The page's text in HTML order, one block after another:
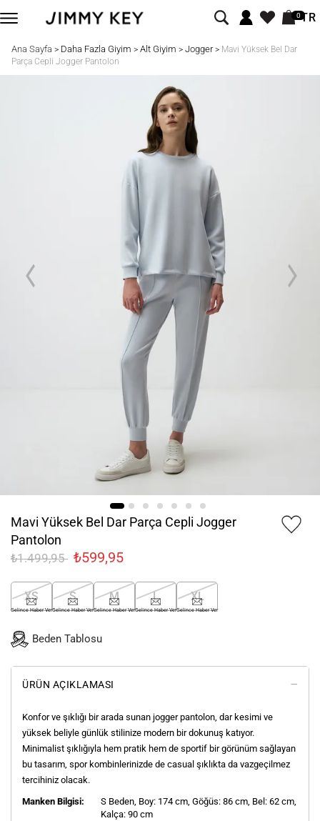
0TR
Ana Sayfa > Daha Fazla Giyim > Alt Giyim > Jogger> Mavi Yüksek Bel Dar
Parça Cepli Jogger Pantolon
Mavi Yüksek Bel Dar Parça Cepli Jogger
Pantolon
₺1.499,95 ₺599,95
XS
Gelince Haber Ver
S
Gelince Haber Ver
M
Gelince Haber Ver
L
Gelince Haber Ver
XL
Gelince Haber Ver
Beden Tablosu
ÜRÜN AÇIKLAMASI
Konfor ve şıklığı bir arada sunan jogger pantolon, dar kesimi ve
yüksek beliyle günlük stilinize modern bir dokunuş katıyor.
Minimalist şıklığıyla hem pratik hem de sportif bir görünüm sağlayan
bu tasarım, spor kombinlerinizde de casual şıklıkta da vazgeçilmez
tercihiniz olacak.
Manken Bilgisi:
S Beden, Boy: 174 cm, Göğüs: 86 cm, Bel: 62 cm,
Kalça: 90 cm